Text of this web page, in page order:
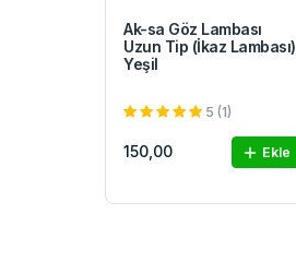
Ak-sa Göz Lambası
Uzun Tip (İkaz Lambası)
Yeşil
5 (1)
150,00 Ekle